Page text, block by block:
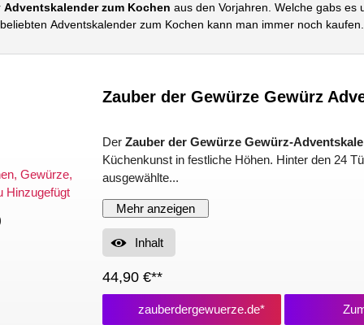
Adventskalender zum Kochen aus den Vorjahren. Welche gabs es
beliebten Adventskalender zum Kochen kann man immer noch kaufen.
Zauber der Gewürze Gewürz
DerZauber der Gewürze Gewürz-
Küchenkunst in festliche Höhen. Hinter den 24
ausgewählte...
Mehr anzeigen
Inhalt
44,90 €**
zauberdergewuerze.de*